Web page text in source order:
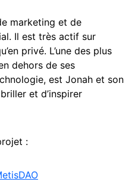
marketing et de
Il est très actif sur
privé. L’une des plus
dehors de ses
est Jonah et son
et d’inspirer
: